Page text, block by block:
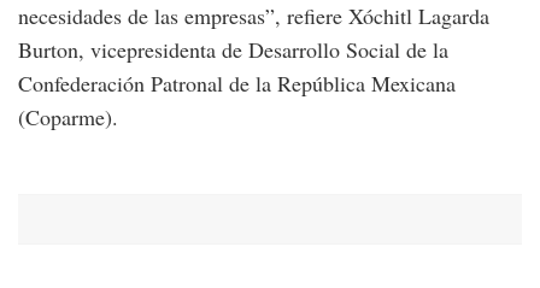
necesidades de las empresas”, refiere Xóchitl Lagarda
Burton, vicepresidenta de Desarrollo Social de la
Confederación Patronal de la República Mexicana
(Coparme).